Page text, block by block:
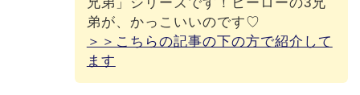
弟が、かっこいいのです♡
＞＞こちらの記事の下の方で紹介して
ます